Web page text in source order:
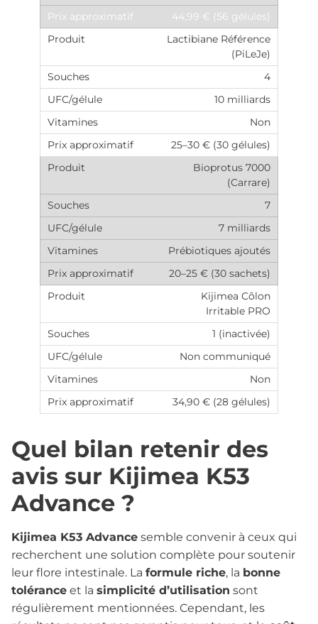
44,99 € (56 gélules)
Lactibiane Référence
(PiLeJe)
4
10 milliards
Non
25–30 € (30 gélules)
Bioprotus 7000
(Carrare)
7
7 milliards
Prébiotiques ajoutés
20–25 € (30 sachets)
Kijimea Côlon
Irritable PRO
1 (inactivée)
Non communiqué
Non
34,90 € (28 gélules)
Quel bilan retenir des
avis sur Kijimea K53
Advance ?
Kijimea K53 Advance semble convenir à ceux qui
recherchent une solution complète pour soutenir
leur flore intestinale. La formule riche, la bonne
tolérance et la simplicité d’utilisation sont
régulièrement mentionnées. Cependant, les